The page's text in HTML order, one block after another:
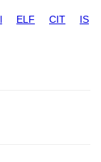
ELF CIT IS